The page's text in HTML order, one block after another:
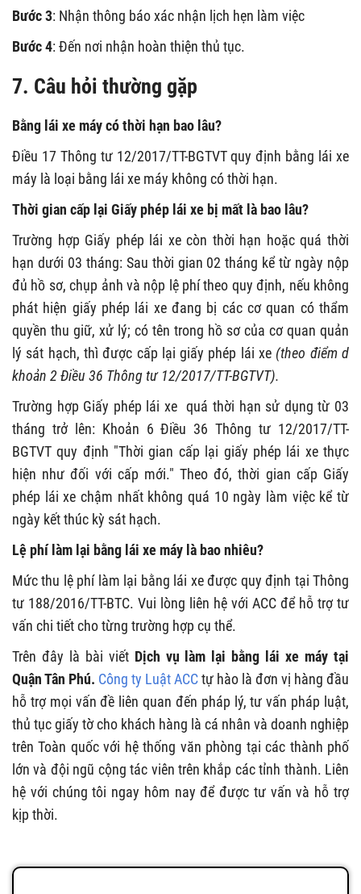
Bước 3: Nhận thông báo xác nhận lịch hẹn làm việc
Bước 4: Đến nơi nhận hoàn thiện thủ tục.
7. Câu hỏi thường gặp
Bằng lái xe máy có thời hạn bao lâu?
Điều 17 Thông tư 12/2017/TT-BGTVT quy định bằng lái xe
máy là loại bằng lái xe máy không có thời hạn.
Thời gian cấp lại Giấy phép lái xe bị mất là bao lâu?
Trường hợp Giấy phép lái xe còn thời hạn hoặc quá thời
hạn dưới 03 tháng: Sau thời gian 02 tháng kể từ ngày nộp
đủ hồ sơ, chụp ảnh và nộp lệ phí theo quy định, nếu không
phát hiện giấy phép lái xe đang bị các cơ quan có thẩm
quyền thu giữ, xử lý; có tên trong hồ sơ của cơ quan quản
lý sát hạch, thì được cấp lại giấy phép lái xe (theo điểm d
khoản 2 Điều 36 Thông tư 12/2017/TT-BGTVT).
Trường hợp Giấy phép lái xe quá thời hạn sử dụng từ 03
tháng trở lên: Khoản 6 Điều 36 Thông tư 12/2017/TT-
BGTVT quy định "Thời gian cấp lại giấy phép lái xe thực
hiện như đối với cấp mới." Theo đó, thời gian cấp Giấy
phép lái xe chậm nhất không quá 10 ngày làm việc kể từ
ngày kết thúc kỳ sát hạch.
Lệ phí làm lại bằng lái xe máy là bao nhiêu?
Mức thu lệ phí làm lại bằng lái xe được quy định tại Thông
tư 188/2016/TT-BTC. Vui lòng liên hệ với ACC để hỗ trợ tư
vấn chi tiết cho từng trường hợp cụ thể.
Trên đây là bài viếtDịch vụ làm lại bằng lái xe máy tại
Quận Tân Phú. Công ty Luật ACCtự hào là đơn vị hàng đầu
hỗ trợ mọi vấn đề liên quan đến pháp lý, tư vấn pháp luật,
thủ tục giấy tờ cho khách hàng là cá nhân và doanh nghiệp
trên Toàn quốc với hệ thống văn phòng tại các thành phố
lớn và đội ngũ cộng tác viên trên khắp các tỉnh thành. Liên
hệ với chúng tôi ngay hôm nay để được tư vấn và hỗ trợ
kịp thời.